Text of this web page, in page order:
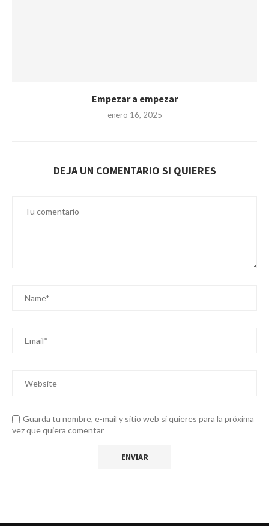
Empezar a empezar
enero 16, 2025
DEJA UN COMENTARIO SI QUIERES
Guarda tu nombre, e-mail y sitio web si quieres para la próxima
vez que quiera comentar